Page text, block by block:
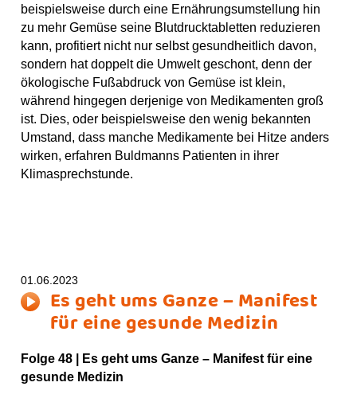
beispielsweise durch eine Ernährungsumstellung hin
zu mehr Gemüse seine Blutdrucktabletten reduzieren
kann, profitiert nicht nur selbst gesundheitlich davon,
sondern hat doppelt die Umwelt geschont, denn der
ökologische Fußabdruck von Gemüse ist klein,
während hingegen derjenige von Medikamenten groß
ist. Dies, oder beispielsweise den wenig bekannten
Umstand, dass manche Medikamente bei Hitze anders
wirken, erfahren Buldmanns Patienten in ihrer
Klimasprechstunde.
Es geht ums Ganze – Manifest
für eine gesunde Medizin
01.06.2023
Folge 48 | Es geht ums Ganze – Manifest für eine
gesunde Medizin